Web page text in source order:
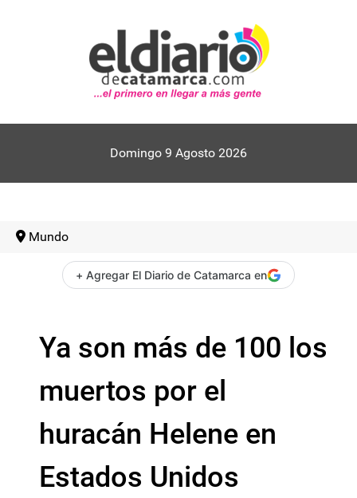
Domingo 9 Agosto 2026
Mundo
+ Agregar El Diario de Catamarca en
Ya son más de 100 los
muertos por el
huracán Helene en
Estados Unidos